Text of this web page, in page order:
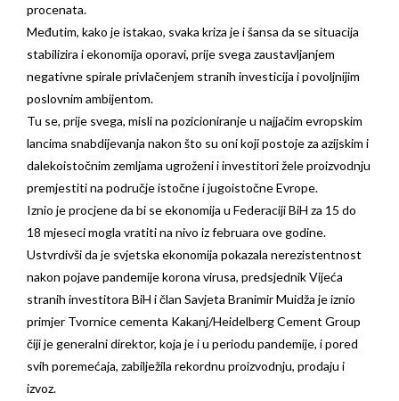
procenata.
Međutim, kako je istakao, svaka kriza je i šansa da se situacija
stabilizira i ekonomija oporavi, prije svega zaustavljanjem
negativne spirale privlačenjem stranih investicija i povoljnijim
poslovnim ambijentom.
Tu se, prije svega, misli na pozicioniranje u najjačim evropskim
lancima snabdijevanja nakon što su oni koji postoje za azijskim i
dalekoistočnim zemljama ugroženi i investitori žele proizvodnju
premjestiti na područje istočne i jugoistočne Evrope.
Iznio je procjene da bi se ekonomija u Federaciji BiH za 15 do
18 mjeseci mogla vratiti na nivo iz februara ove godine.
Ustvrdivši da je svjetska ekonomija pokazala nerezistentnost
nakon pojave pandemije korona virusa, predsjednik Vijeća
stranih investitora BiH i član Savjeta Branimir Muidža je iznio
primjer Tvornice cementa Kakanj/Heidelberg Cement Group
čiji je generalni direktor, koja je i u periodu pandemije, i pored
svih poremećaja, zabilježila rekordnu proizvodnju, prodaju i
izvoz.